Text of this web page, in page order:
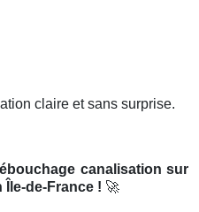
claire et sans surprise.
canalisation sur
Île-de-France ! 🚀